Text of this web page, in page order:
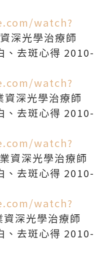
watch?
深光學治療師
、去斑心得 2010-
watch?
資深光學治療師
、去斑心得 2010-
watch?
資深光學治療師
、去斑心得 2010-
watch?
資深光學治療師
、去斑心得 2010-